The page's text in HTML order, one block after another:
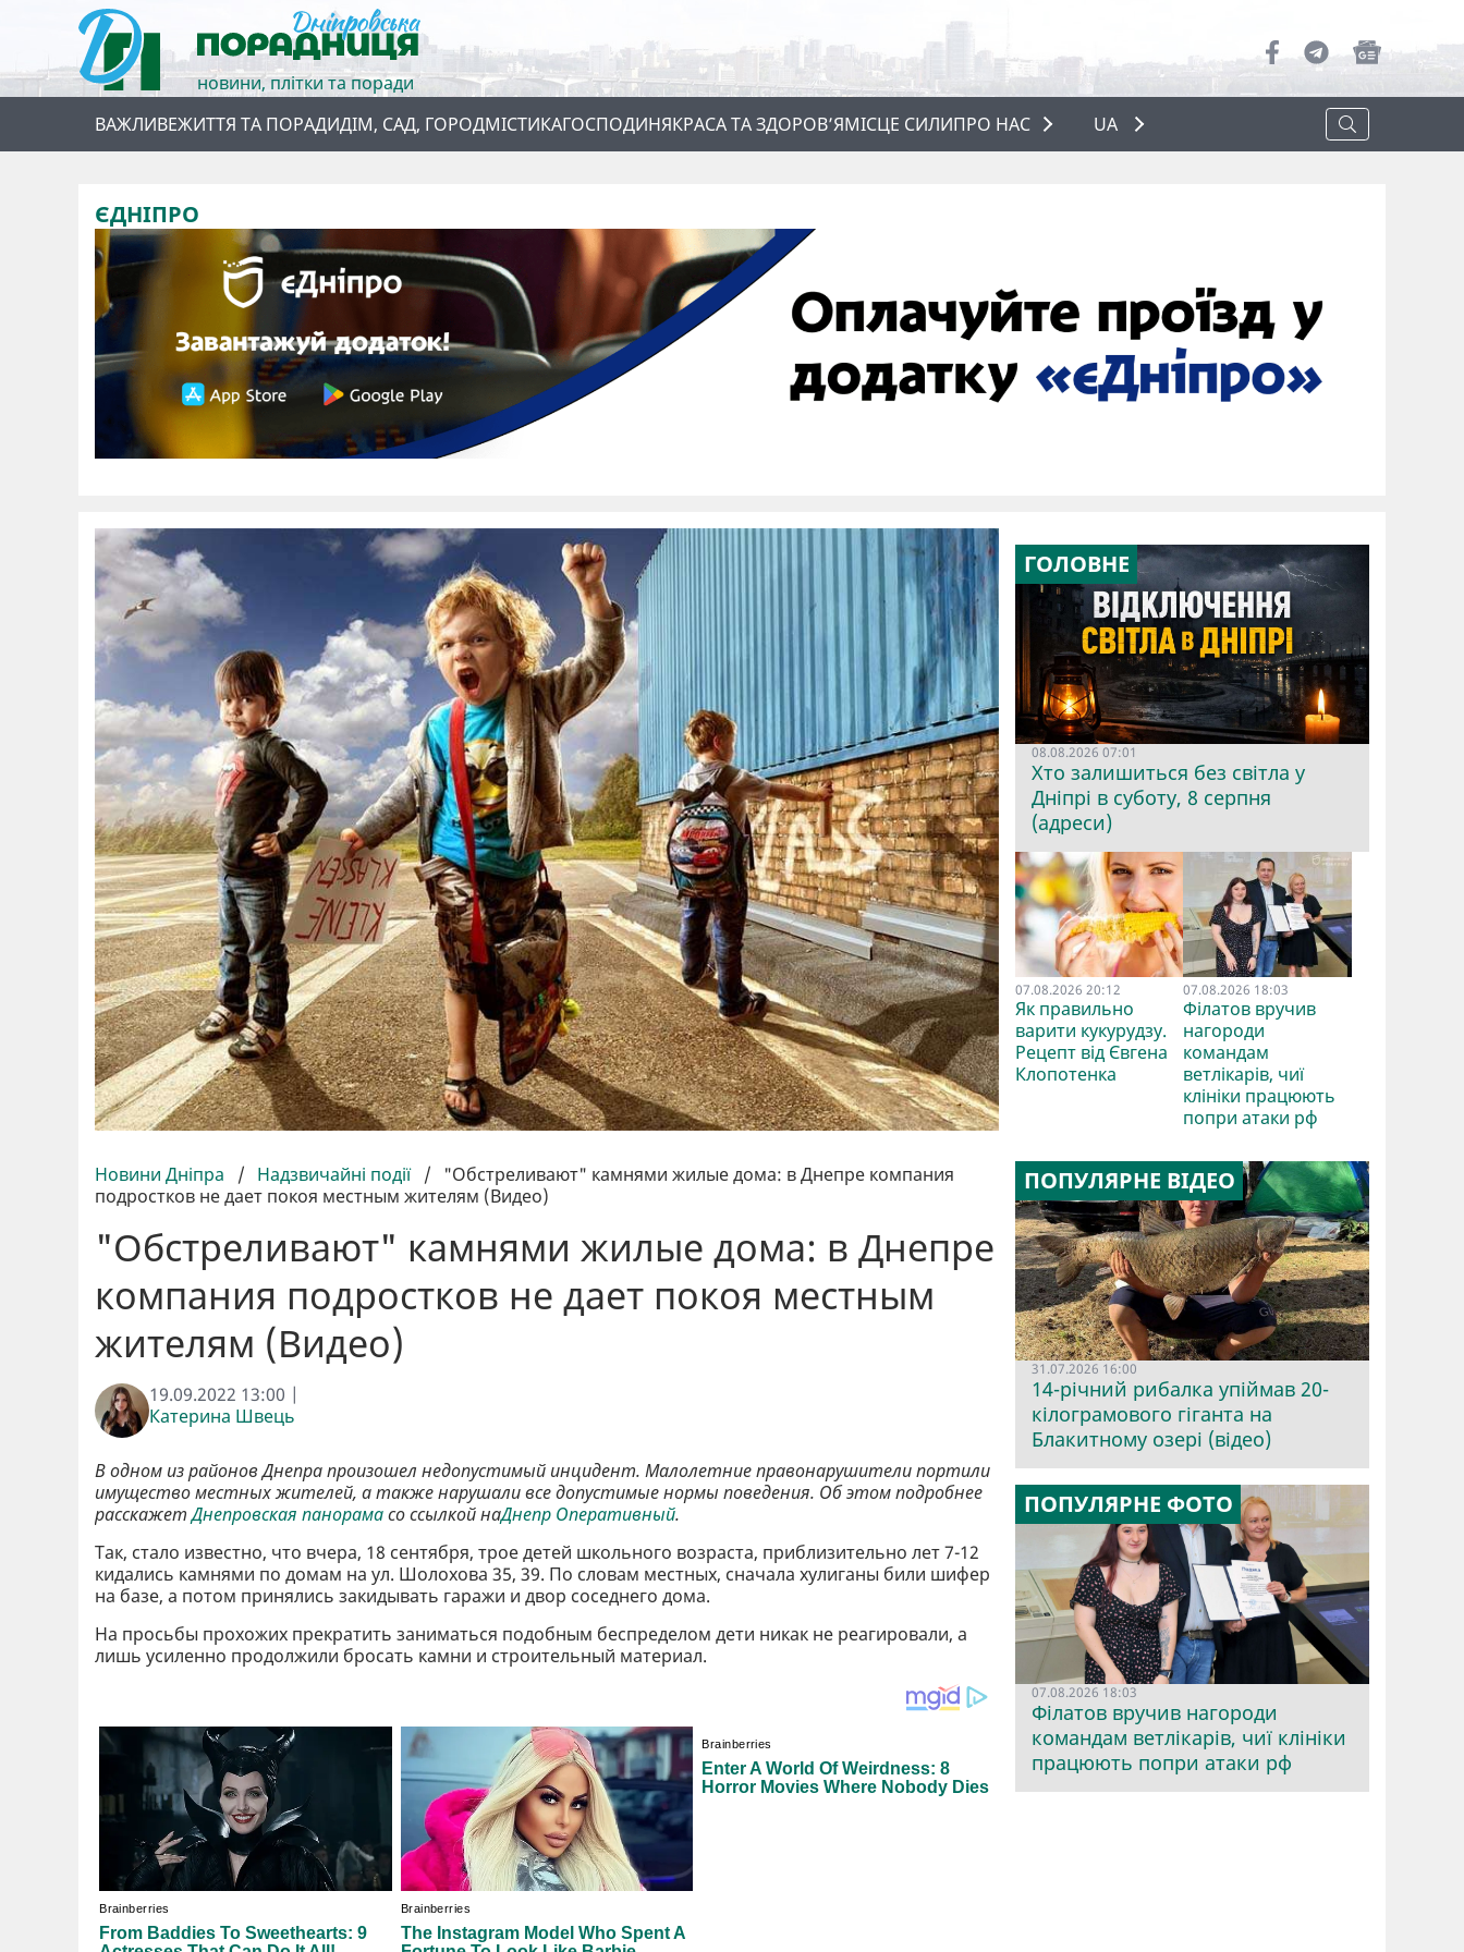
новини, плітки та поради
ВАЖЛИВЕЖИТТЯ ТА ПОРАДИДІМ, САД, ГОРОДМІСТИКАГОСПОДИНЯКРАСА ТА ЗДОРОВ’ЯМІСЦЕ СИЛИПРО НАС
ПРО НАС
UA
ЄДНІПРО
Новини Дніпра / Надзвичайні події /
"Обстреливают" камнями жилые дома: в Днепре компания
подростков не дает покоя местным жителям (Видео)
"Обстреливают" камнями жилые дома: в Днепре
компания подростков не дает покоя местным
жителям (Видео)
19.09.2022 13:00 |
Катерина Швець
В одном из районов Днепра произошел недопустимый инцидент. Малолетние правонарушители портили
имущество местных жителей, а также нарушали все допустимые нормы поведения. Об этом подробнее
расскажетДнепровская панорамасо ссылкой наДнепр Оперативный.
Так, стало известно, что вчера, 18 сентября, трое детей школьного возраста, приблизительно лет 7-12
кидались камнями по домам на ул. Шолохова 35, 39. По словам местных, сначала хулиганы били шифер
на базе, а потом принялись закидывать гаражи и двор соседнего дома.
На просьбы прохожих прекратить заниматься подобным беспределом дети никак не реагировали, а
лишь усиленно продолжили бросать камни и строительный материал.
ГОЛОВНЕ
08.08.2026 07:01
Хто залишиться без світла у
Дніпрі в суботу, 8 серпня
(адреси)
07.08.2026 20:12
Як правильно
варити кукурудзу.
Рецепт від Євгена
Клопотенка
07.08.2026 18:03
Філатов вручив
нагороди
командам
ветлікарів, чиї
клініки працюють
попри атаки рф
ПОПУЛЯРНЕ ВІДЕО
31.07.2026 16:00
14-річний рибалка упіймав 20-
кілограмового гіганта на
Блакитному озері (відео)
ПОПУЛЯРНЕ ФОТО
07.08.2026 18:03
Філатов вручив нагороди
командам ветлікарів, чиї клініки
працюють попри атаки рф